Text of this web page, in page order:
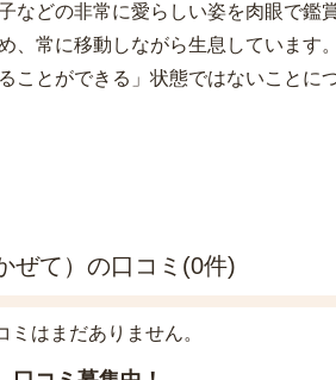
などの非常に愛らしい姿を肉眼で鑑
、常に移動しながら生息しています
ことができる」状態ではないことに
ぜて）の口コミ(0件)
ミはまだありません。